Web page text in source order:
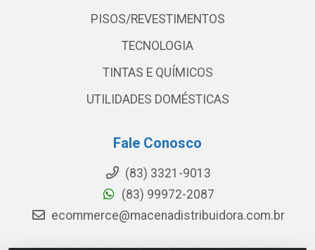
PISOS/REVESTIMENTOS
TECNOLOGIA
TINTAS E QUÍMICOS
UTILIDADES DOMÉSTICAS
Fale Conosco
(83) 3321-9013
(83) 99972-2087
ecommerce@macenadistribuidora.com.br